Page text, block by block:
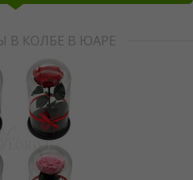
В КОЛБЕ В ЮАРЕ